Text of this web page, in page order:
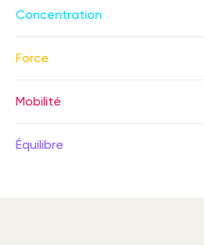
Concentration
Force
Mobilité
Équilibre